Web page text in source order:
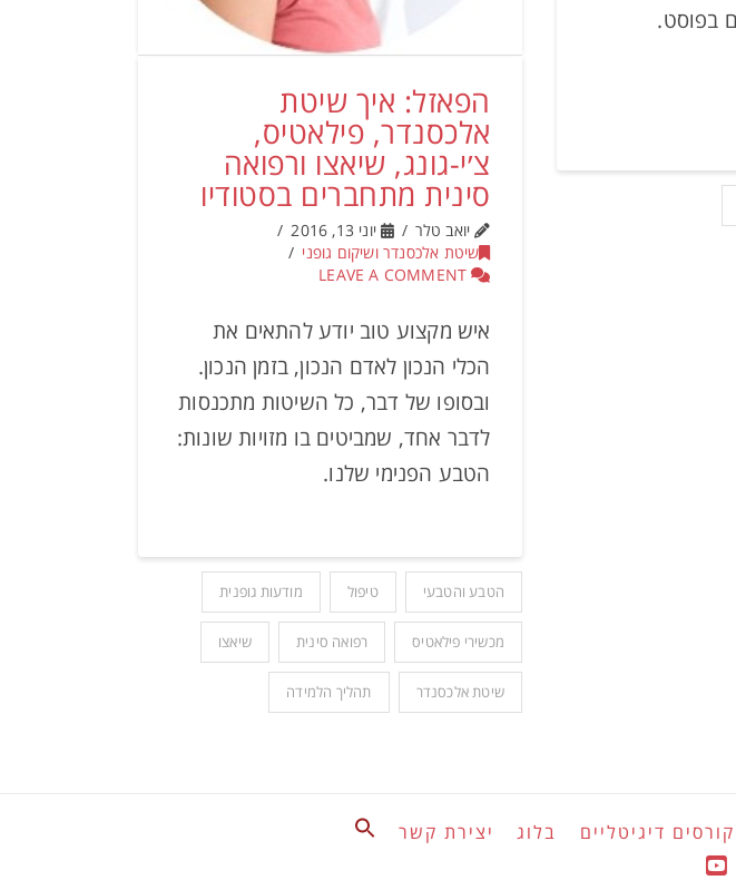
בפוסט.
הפאזל: איך שיטת
אלכסנדר, פילאטיס,
צ׳י-גונג, שיאצו ורפואה
סינית מתחברים בסטודיו
יואב טלר
יוני 13, 2016
שיטת אלכסנדר ושיקום גופני
LEAVE A COMMENT
איש מקצוע טוב יודע להתאים את
הכלי הנכון לאדם הנכון, בזמן הנכון.
ובסופו של דבר, כל השיטות מתכנסות
לדבר אחד, שמביטים בו מזויות שונות:
הטבע הפנימי שלנו.
הטבע והטבעי טיפול מודעות גופנית
מכשירי פילאטיס רפואה סינית שיאצו
שיטת אלכסנדר תהליך הלמידה
קורסים דיגיטליים בלוג יצירת קשר Search